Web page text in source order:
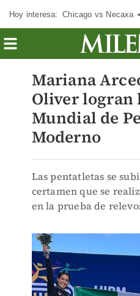
Hoy interesa: Chicago vs Necaxa
Mariana
Oliver logran
Mundial de
Moderno
Las pentatletas se
certamen que se
en la prueba de